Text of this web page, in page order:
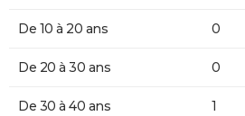
De 10 à 20 ans 0
De 20 à 30 ans 0
De 30 à 40 ans 1